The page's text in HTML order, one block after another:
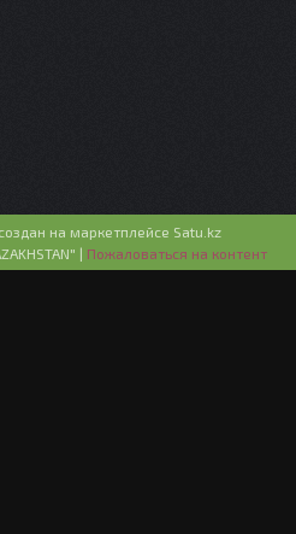
на маркетплейсе Satu.kz
ТОО "TAN-KAZAKHSTAN" | Пожаловаться на контент